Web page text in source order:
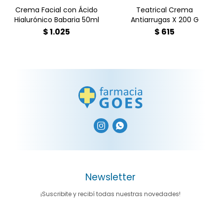
Crema Facial con Ácido
Hialurónico Babaria 50ml
$1.025
Teatrical Crema
Antiarrugas X 200 G
$ 615
 
Newsletter
¡Suscribite y recibí todas nuestras novedades!